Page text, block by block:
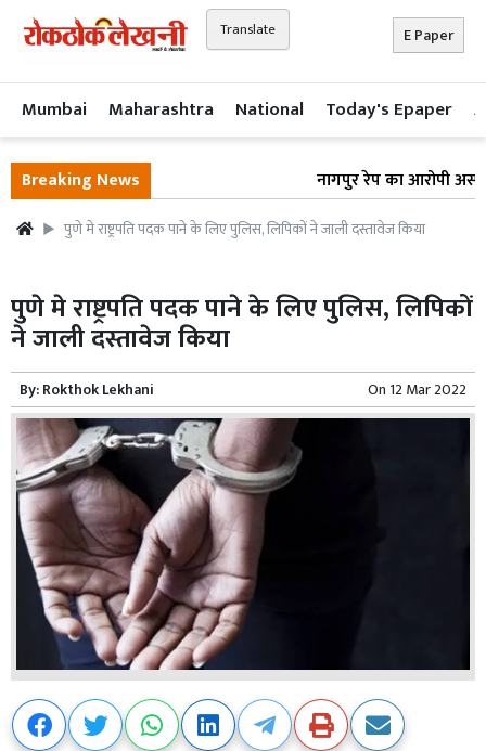
Translate E Paper
Mumbai Maharashtra National Today's Epaper
Breaking News नागपुर रेप का आरोपी
पुणे मे राष्ट्रपति पदक पाने के लिए पुलिस, लिपिकों ने जाली दस्तावेज किया
पुणे मे राष्ट्रपति पदक पाने के लिए पुलिस, लिपिकों
ने जाली दस्तावेज किया
By:Rokthok Lekhani On 12 Mar 2022